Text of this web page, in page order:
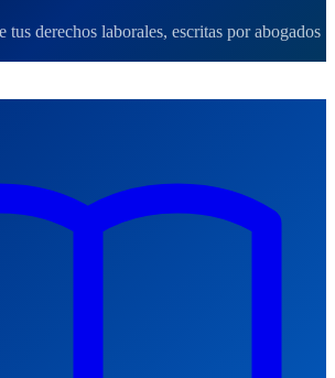
tus derechos laborales, escritas por abogados